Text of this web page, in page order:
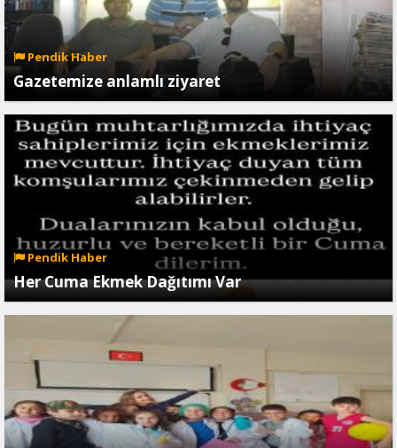
Pendik Haber
Gazetemize anlamlı ziyaret
Pendik Haber
Her Cuma Ekmek Dağıtımı Var